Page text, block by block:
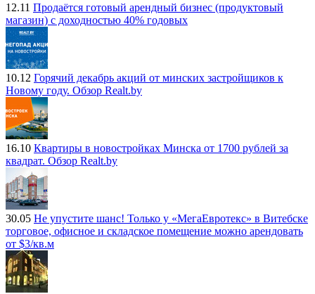
12.11 Продаётся готовый арендный бизнес (продуктовый
магазин) с доходностью 40% годовых
10.12 Горячий декабрь акций от минских застройщиков к
Новому году. Обзор Realt.by
16.10 Квартиры в новостройках Минска от 1700 рублей за
квадрат. Обзор Realt.by
30.05 Не упустите шанс! Только у «МегаЕвротекс» в Витебске
торговое, офисное и складское помещение можно арендовать
от $3/кв.м